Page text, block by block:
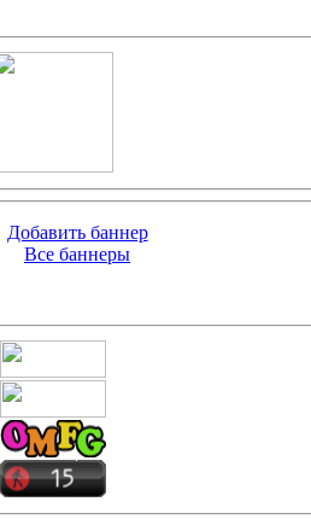
Добавить скриншот
Все скриншоты